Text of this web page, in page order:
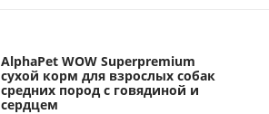
AlphaPet WOW Superpremium
сухой корм для взрослых собак
средних пород с говядиной и
сердцем